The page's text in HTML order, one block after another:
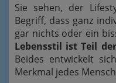
Sie sehen, der
Begriff, dass ganz
gar nichts oder ein
Lebensstil ist Teil
Beides entwickelt
Merkmal jedes